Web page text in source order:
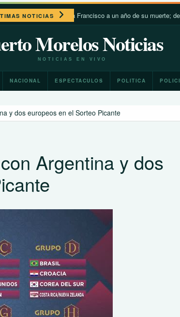
NOTICIAS
XIV recuerda a Francisco a un año de su muerte; destaca su
Morelos Noticias
NOTICIAS EN VIVO
NACIONAL ESPECTACULOS POLITICA
y dos europeos en el Sorteo Picante
Argentina y dos